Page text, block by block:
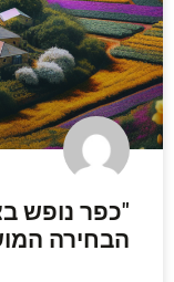
"כפר נופש
הבחירה